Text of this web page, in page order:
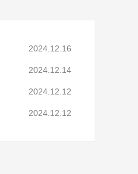
2024.12.16
2024.12.14
2024.12.12
2024.12.12